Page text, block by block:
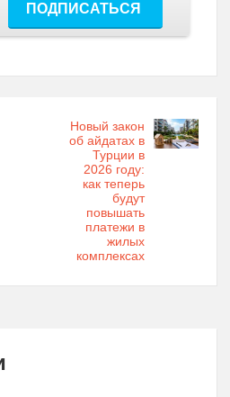
ПОДПИСАТЬСЯ
Новый закон
об айдатах в
Турции в
2026 году:
как теперь
будут
повышать
платежи в
жилых
комплексах